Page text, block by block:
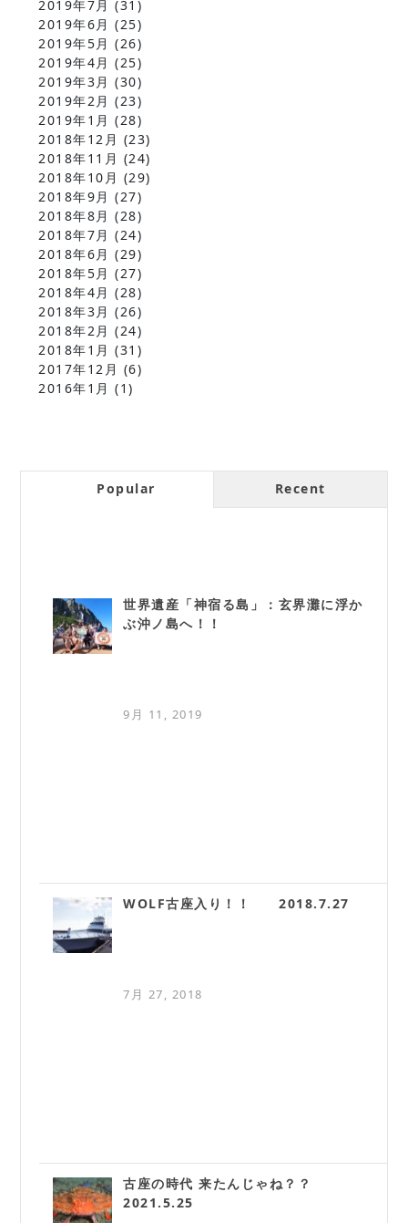
2019年7月 (31)
2019年6月 (25)
2019年5月 (26)
2019年4月 (25)
2019年3月 (30)
2019年2月 (23)
2019年1月 (28)
2018年12月 (23)
2018年11月 (24)
2018年10月 (29)
2018年9月 (27)
2018年8月 (28)
2018年7月 (24)
2018年6月 (29)
2018年5月 (27)
2018年4月 (28)
2018年3月 (26)
2018年2月 (24)
2018年1月 (31)
2017年12月 (6)
2016年1月 (1)
Popular Recent
世界遺産「神宿る島」：玄界灘に浮か
ぶ沖ノ島へ！！
9月 11, 2019
WOLF古座入り！！ 2018.7.27
7月 27, 2018
古座の時代 来たんじゃね？？
2021.5.25